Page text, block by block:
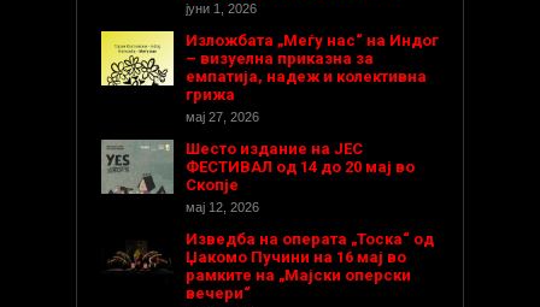
јуни 1, 2026
Изложбата „Меѓу нас“ на Индог
– визуелна приказна за
емпатија, надеж и колективна
грижа
мај 27, 2026
Шесто издание на ЈЕС
ФЕСТИВАЛ од 14 до 20 мај во
Скопје
мај 12, 2026
Изведба на операта „Тоска“ од
Џакомо Пучини на 16 мај во
рамките на „Мајски оперски
вечери“